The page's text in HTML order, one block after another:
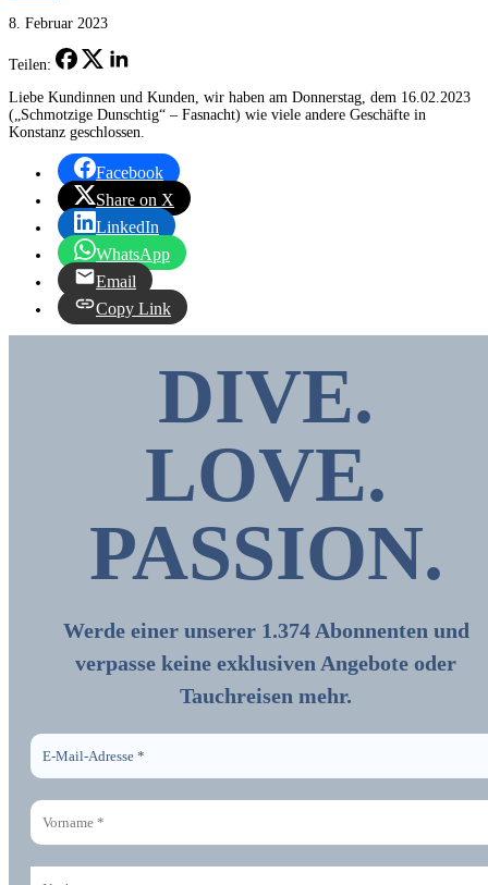
8. Februar 2023
Teilen:
Liebe Kundinnen und Kunden, wir haben am Donnerstag, dem 16.02.2023
(„Schmotzige Dunschtig“ – Fasnacht) wie viele andere Geschäfte in
Konstanz geschlossen.
Facebook
Share on X
LinkedIn
WhatsApp
Email
Copy Link
DIVE.
LOVE.
PASSION.
Werde einer unserer 1.374 Abonnenten und
verpasse keine exklusiven Angebote oder
Tauchreisen mehr.